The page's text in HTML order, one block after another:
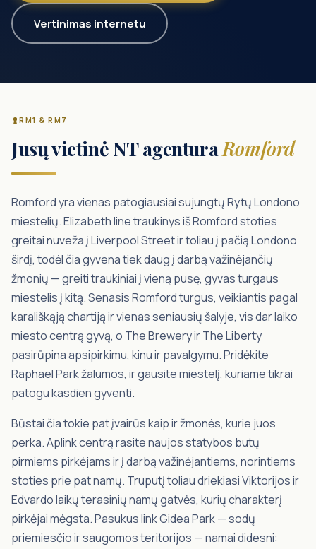
Vertinimas internetu
RM1 & RM7
Jūsų vietinė NT agentūraRomford
Romford yra vienas patogiausiai sujungtų Rytų Londono
miestelių. Elizabeth line traukinys iš Romford stoties
greitai nuveža į Liverpool Street ir toliau į pačią Londono
širdį, todėl čia gyvena tiek daug į darbą važinėjančių
žmonių — greiti traukiniai į vieną pusę, gyvas turgaus
miestelis į kitą. Senasis Romford turgus, veikiantis pagal
karališkąją chartiją ir vienas seniausių šalyje, vis dar laiko
miesto centrą gyvą, o The Brewery ir The Liberty
pasirūpina apsipirkimu, kinu ir pavalgymu. Pridėkite
Raphael Park žalumos, ir gausite miestelį, kuriame tikrai
patogu kasdien gyventi.
Būstai čia tokie pat įvairūs kaip ir žmonės, kurie juos
perka. Aplink centrą rasite naujos statybos butų
pirmiems pirkėjams ir į darbą važinėjantiems, norintiems
stoties prie pat namų. Truputį toliau driekiasi Viktorijos ir
Edvardo laikų terasinių namų gatvės, kurių charakterį
pirkėjai mėgsta. Pasukus link Gidea Park — sodų
priemiesčio ir saugomos teritorijos — namai didesni: